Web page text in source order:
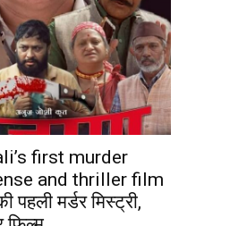
first murder
and thriller film
पहली मर्डर मिस्ट्री,